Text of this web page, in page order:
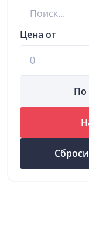
Цена от
По